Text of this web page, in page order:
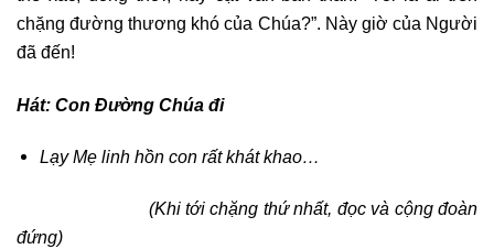
chặng đường thương khó của Chúa?”. Này giờ của Người
đã đến!
Hát: Con Đường Chúa đi
Lạy Mẹ linh hồn con rất khát khao…
(Khi tới chặng thứ nhất, đọc và cộng đoàn
đứng)